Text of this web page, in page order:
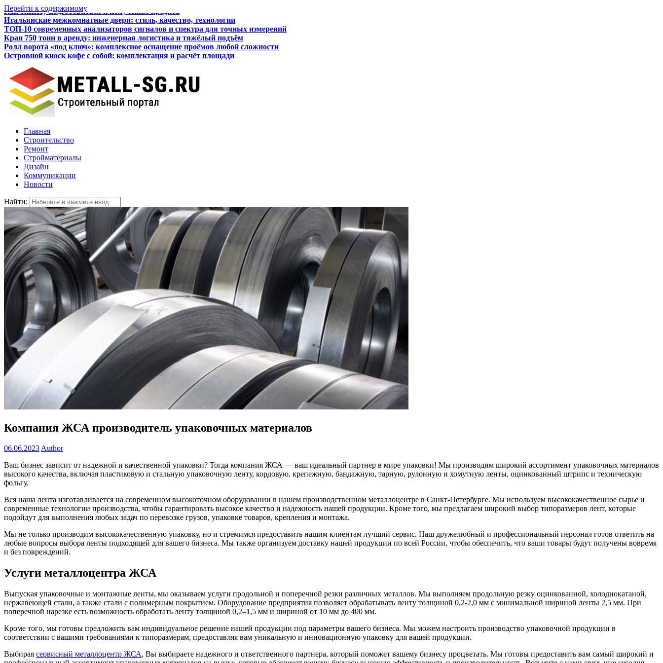
Перейти к содержимому
Итальянские межкомнатные двери: стиль, качество, технологии
ТОП-10 современных анализаторов сигналов и спектра для точных измерений
Кран 750 тонн в аренду: инженерная логистика и тяжёлый подъём
Ролл ворота «под ключ»: комплексное оснащение проёмов любой сложности
Островной киоск кофе с собой: комплектация и расчёт площади
Как бизнесу подготовиться к получению кредита
Главная
Строительство
Ремонт
Стройматериалы
Дизайн
Коммуникации
Новости
Найти:
Компания ЖСА производитель упаковочных материалов
06.06.2023Author
Ваш бизнес зависит от надежной и качественной упаковки? Тогда компания ЖСА — ваш идеальный партнер в мире упаковки! Мы производим широкий ассортимент упаковочных материалов
высокого качества, включая пластиковую и стальную упаковочную ленту, кордовую, крепежную, бандажную, тарную, рулонную и хомутную ленты, оцинкованный штрипс и техническую
фольгу.
Вся наша лента изготавливается на современном высокоточном оборудовании в нашем производственном металлоцентре в Санкт-Петербурге. Мы используем высококачественное сырье и
современные технологии производства, чтобы гарантировать высокое качество и надежность нашей продукции. Кроме того, мы предлагаем широкий выбор типоразмеров лент, которые
подойдут для выполнения любых задач по перевозке грузов, упаковке товаров, крепления и монтажа.
Мы не только производим высококачественную упаковку, но и стремимся предоставить нашим клиентам лучший сервис. Наш дружелюбный и профессиональный персонал готов ответить на
любые вопросы выбора ленты подходящей для вашего бизнеса. Мы также организуем доставку нашей продукции по всей России, чтобы обеспечить, что ваши товары будут получены вовремя
и без повреждений.
Услуги металлоцентра ЖСА
Выпуская упаковочные и монтажные ленты, мы оказываем услуги продольной и поперечной резки различных металлов. Мы выполняем продольную резку оцинкованной, холоднокатаной,
нержавеющей стали, а также стали с полимерным покрытием. Оборудование предприятия позволяет обрабатывать ленту толщиной 0,2-2,0 мм с минимальной шириной ленты 2,5 мм. При
поперечной нарезке есть возможность обработать ленту толщиной 0,2–1,5 мм и шириной от 10 мм до 400 мм.
Кроме того, мы готовы предложить вам индивидуальное решение нашей продукции под параметры вашего бизнеса. Мы можем настроить производство упаковочной продукции в
соответствии с вашими требованиями к типоразмерам, предоставляя вам уникальную и инновационную упаковку для вашей продукции.
Выбирая сервисный металлоцентр ЖСА, Вы выбираете надежного и ответственного партнера, который поможет вашему бизнесу процветать. Мы готовы предоставить вам самый широкий и